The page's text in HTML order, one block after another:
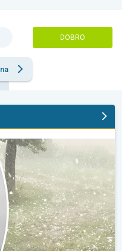
DOBRO
pogodilo naselja. . .